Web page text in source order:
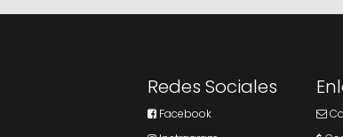
Redes Sociales
Facebook